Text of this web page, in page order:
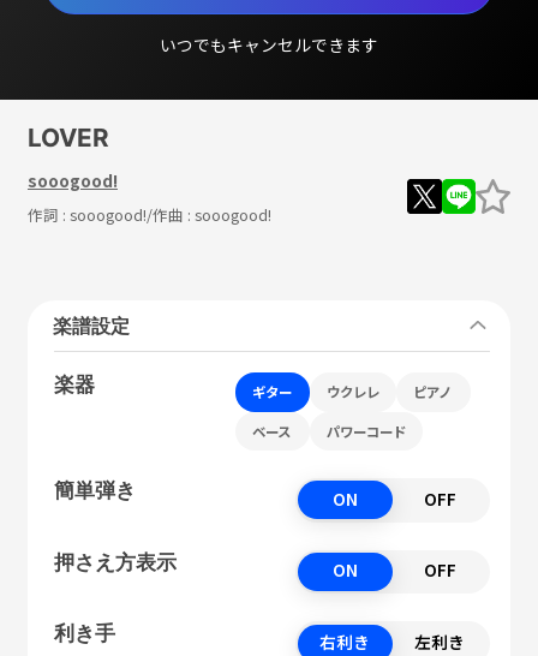
いつでもキャンセルできます
LOVER
sooogood!
作詞 : sooogood!/作曲 : sooogood!
楽譜設定
楽器 ギター ウクレレ ピアノ
ベース パワーコード
簡単弾き ON OFF
押さえ方表示 ON OFF
利き手 右利き 左利き